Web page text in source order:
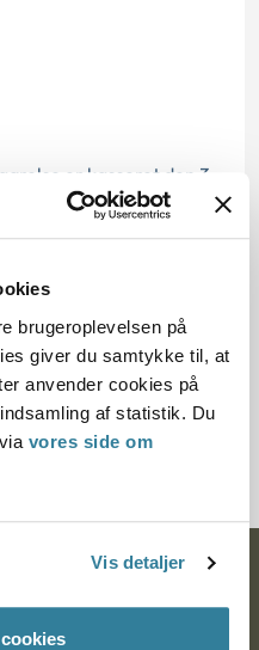
brugeroplevelsen på
giver du samtykke til, at
anvender cookies på
af statistik. Du
vores side om
Vis detaljer
er kasseret den 3.
af principafgørelse